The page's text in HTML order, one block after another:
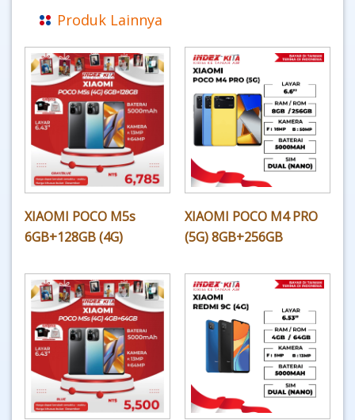
Produk Lainnya
XIAOMI POCO M5s
6GB+128GB (4G)
XIAOMI POCO M4 PRO
(5G) 8GB+256GB